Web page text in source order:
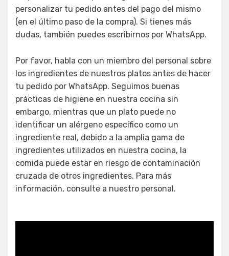
personalizar tu pedido antes del pago del mismo
(en el último paso de la compra). Si tienes más
dudas, también puedes escribirnos por WhatsApp.
Por favor, habla con un miembro del personal sobre
los ingredientes de nuestros platos antes de hacer
tu pedido por WhatsApp. Seguimos buenas
prácticas de higiene en nuestra cocina sin
embargo, mientras que un plato puede no
identificar un alérgeno específico como un
ingrediente real, debido a la amplia gama de
ingredientes utilizados en nuestra cocina, la
comida puede estar en riesgo de contaminación
cruzada de otros ingredientes. Para más
información, consulte a nuestro personal.